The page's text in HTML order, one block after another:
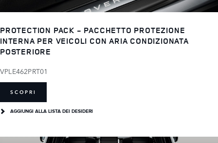
PROTECTION PACK - PACCHETTO PROTEZIONE
INTERNA PER VEICOLI CON ARIA CONDIZIONATA
POSTERIORE
VPLE462PRT01
SCOPRI
AGGIUNGI ALLA LISTA DEI DESIDERI